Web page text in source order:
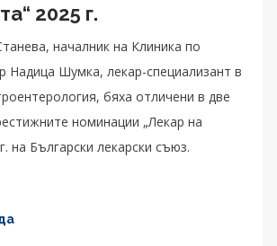
2025 г.
началник на Клиника по
Надица Шумка, лекар-специализант в
бяха отличени в две
номинации „Лекар на
на Български лекарски съюз.